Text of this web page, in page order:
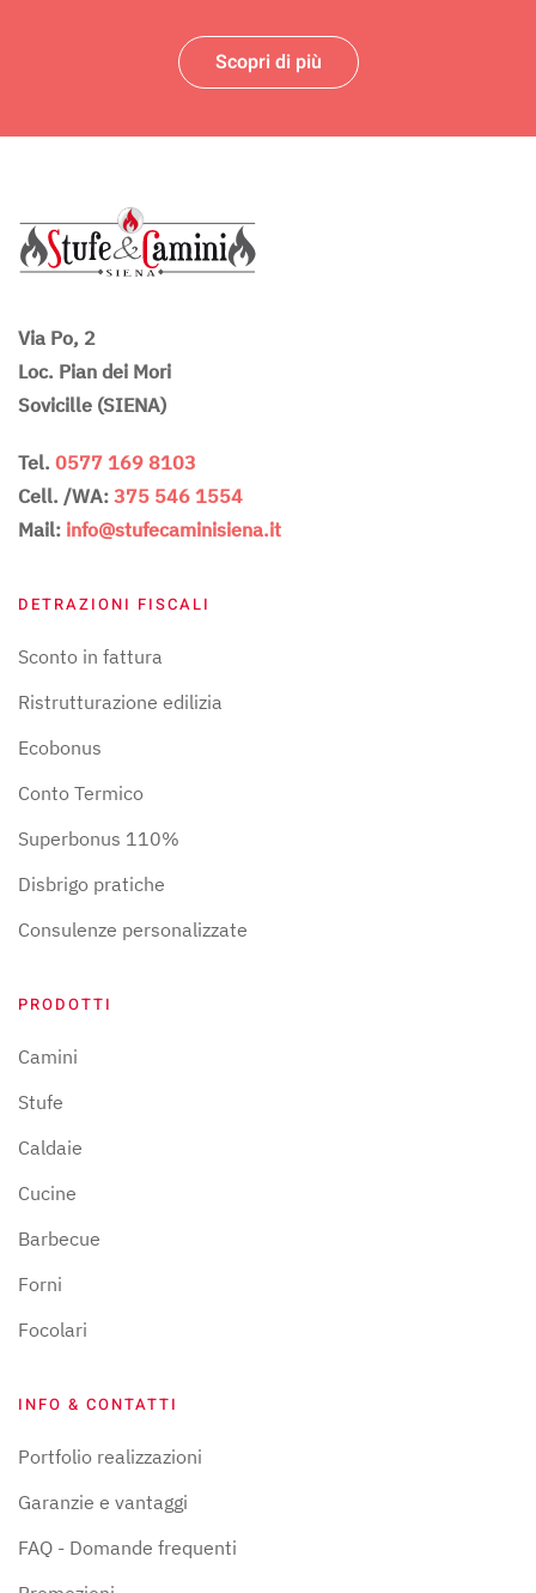
Scopri di più
Via Po, 2
Loc. Pian dei Mori
Sovicille (SIENA)
Tel. 0577 169 8103
Cell. /WA: 375 546 1554
Mail: info@stufecaminisiena.it
DETRAZIONI FISCALI
Sconto in fattura
Ristrutturazione edilizia
Ecobonus
Conto Termico
Superbonus 110%
Disbrigo pratiche
Consulenze personalizzate
PRODOTTI
Camini
Stufe
Caldaie
Cucine
Barbecue
Forni
Focolari
INFO & CONTATTI
Portfolio realizzazioni
Garanzie e vantaggi
FAQ - Domande frequenti